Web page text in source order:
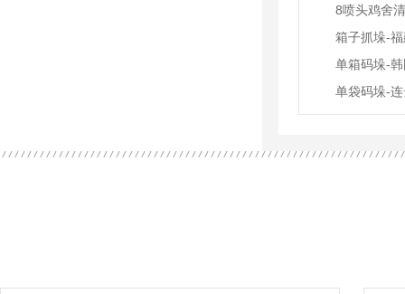
8喷头鸡舍
箱子抓垛-
单箱码垛-
单袋码垛-